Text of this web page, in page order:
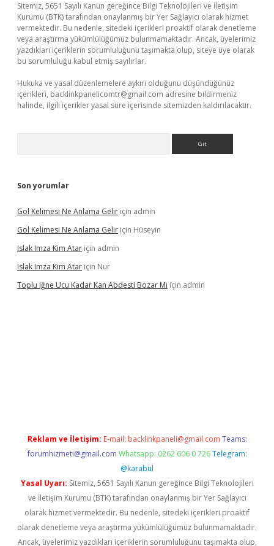
Sitemiz, 5651 Sayılı Kanun gereğince Bilgi Teknolojileri ve İletişim
Kurumu (BTK) tarafından onaylanmış bir Yer Sağlayıcı olarak hizmet
vermektedir. Bu nedenle, sitedeki içerikleri proaktif olarak denetleme
veya araştırma yükümlülüğümüz bulunmamaktadır. Ancak, üyelerimiz
yazdıkları içeriklerin sorumluluğunu taşımakta olup, siteye üye olarak
bu sorumluluğu kabul etmiş sayılırlar.
Hukuka ve yasal düzenlemelere aykırı olduğunu düşündüğünüz
içerikleri, backlinkpanelicomtr@gmail.com adresine bildirmeniz
halinde, ilgili içerikler yasal süre içerisinde sitemizden kaldırılacaktır.
Son yorumlar
Gol Kelimesi Ne Anlama Gelir için admin
Gol Kelimesi Ne Anlama Gelir için Hüseyin
Islak Imza Kim Atar için admin
Islak Imza Kim Atar için Nur
Toplu Iğne Ucu Kadar Kan Abdesti Bozar Mı için admin
Reklam ve İletişim: E-mail: backlinkpaneli@gmail.com Teams:
forumhizmeti@gmail.com Whatsapp: 0262 606 0 726 Telegram:
@karabul
Yasal Uyarı: Sitemiz, 5651 Sayılı Kanun gereğince Bilgi Teknolojileri
ve İletişim Kurumu (BTK) tarafından onaylanmış bir Yer Sağlayıcı
olarak hizmet vermektedir. Bu nedenle, sitedeki içerikleri proaktif
olarak denetleme veya araştırma yükümlülüğümüz bulunmamaktadır.
Ancak, üyelerimiz yazdıkları içeriklerin sorumluluğunu taşımakta olup,